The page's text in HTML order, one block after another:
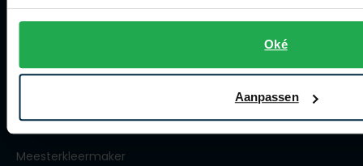
Oké
Aanpassen
Replay
Roy Robson
Schiesser
Collecties herenkleding
Trouwpakken
Maatoverhemden
Meesterkleermaker